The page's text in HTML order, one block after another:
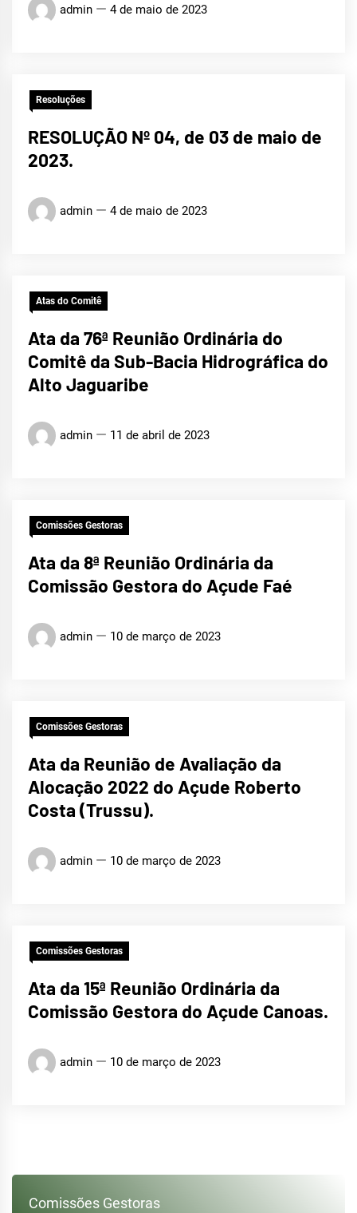
admin 4 de maio de 2023
Resoluções
RESOLUÇÃO Nº 04, de 03 de maio de
2023.
admin 4 de maio de 2023
Atas do Comitê
Ata da 76ª Reunião Ordinária do
Comitê da Sub-Bacia Hidrográfica do
Alto Jaguaribe
admin 11 de abril de 2023
Comissões Gestoras
Ata da 8ª Reunião Ordinária da
Comissão Gestora do Açude Faé
admin 10 de março de 2023
Comissões Gestoras
Ata da Reunião de Avaliação da
Alocação 2022 do Açude Roberto
Costa (Trussu).
admin 10 de março de 2023
Comissões Gestoras
Ata da 15ª Reunião Ordinária da
Comissão Gestora do Açude Canoas.
admin 10 de março de 2023
posts
Comissões Gestoras